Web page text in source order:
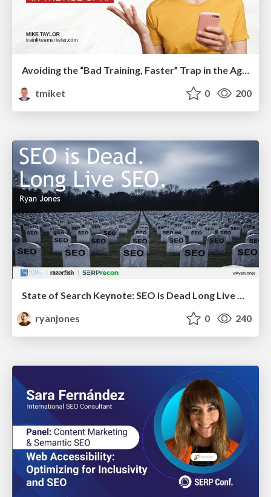
tmiket
0 200
State of Search Keynote: SEO is Dead Long Live SEO
ryanjones
0 240